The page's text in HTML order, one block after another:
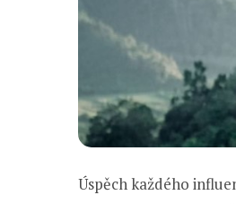
Úspěch každého